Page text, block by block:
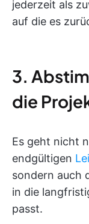
jederzeit als
auf die es
3.
die
Es geht nicht
endgültigen
sondern auch
in die
passt.